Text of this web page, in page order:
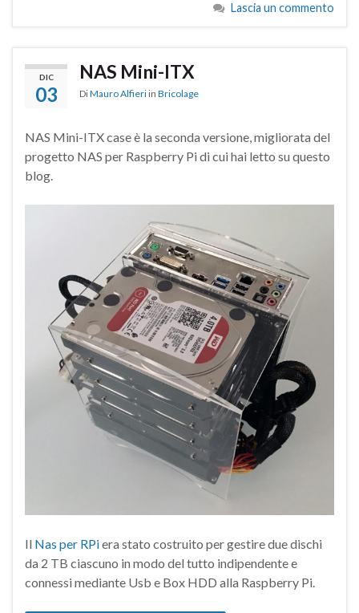
Lascia un commento
DIC
03
NAS Mini-ITX
DiMauro Alfieri in Bricolage
NAS Mini-ITX case è la seconda versione, migliorata del
progetto NAS per Raspberry Pi di cui hai letto su questo
blog.
Il Nas per RPiera stato costruito per gestire due dischi
da 2 TB ciascuno in modo del tutto indipendente e
connessi mediante Usb e Box HDD alla Raspberry Pi.